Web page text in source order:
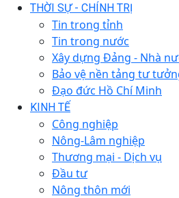
THỜI SỰ - CHÍNH TRỊ
Tin trong tỉnh
Tin trong nước
Xây dựng Đảng - Nhà
Bảo vệ nền tảng tư
Đạo đức Hồ Chí Minh
KINH TẾ
Công nghiệp
Nông-Lâm nghiệp
Thương mại - Dịch vụ
Đầu tư
Nông thôn mới